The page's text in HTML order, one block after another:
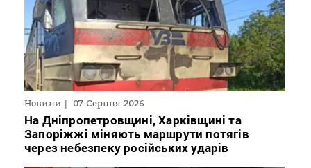
Новини 07 Серпня 2026
На Дніпропетровщині, Харківщині та
Запоріжжі міняють маршрути потягів
через небезпеку російських ударів